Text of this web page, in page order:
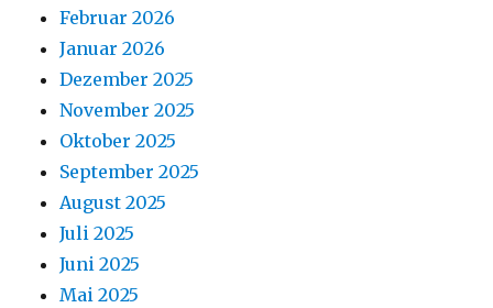
Februar 2026
Januar 2026
Dezember 2025
November 2025
Oktober 2025
September 2025
August 2025
Juli 2025
Juni 2025
Mai 2025